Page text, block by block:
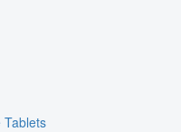
Tablets